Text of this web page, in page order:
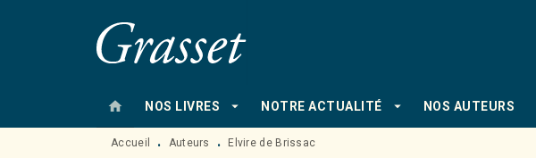
MENU RECHERCHE
home NOS LIVRES arrow_drop_down NOTRE ACTUALITÉ arrow_drop_down NOS AUTEURS
Accueil • Auteurs • Elvire de Brissac